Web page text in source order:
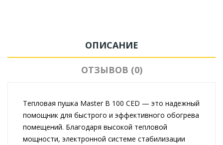
ОПИСАНИЕ
ОТЗЫВОВ (0)
Тепловая пушка Master B 100 CED — это надежный
помощник для быстрого и эффективного обогрева
помещений. Благодаря высокой тепловой
мощности, электронной системе стабилизации